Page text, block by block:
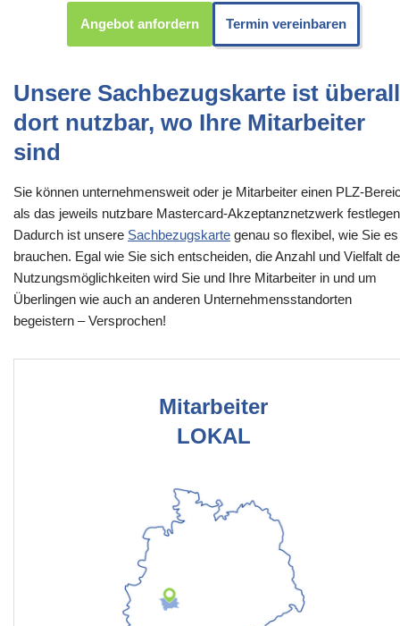
Angebot anfordern Termin vereinbaren
Unsere Sachbezugskarte ist überall
dort nutzbar, wo Ihre Mitarbeiter
sind
Sie können unternehmensweit oder je Mitarbeiter einen PLZ-
als das jeweils nutzbare Mastercard-Akzeptanznetzwerk
Dadurch ist unsere Sachbezugskarte genau so flexibel, wie Sie es
brauchen. Egal wie Sie sich entscheiden, die Anzahl und Vielfalt
Nutzungsmöglichkeiten wird Sie und Ihre Mitarbeiter in und um
Überlingen wie auch an anderen Unternehmensstandorten
begeistern – Versprochen!
Mitarbeiter
LOKAL